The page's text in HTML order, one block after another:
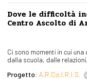
Dove le difficoltà
Centro Ascolto di
Ci sono momenti in cui
dalla scuola, dalle
Progetto: A.R.Co.I.R.I.S.